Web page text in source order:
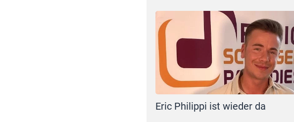
Eric Philippi ist wieder da